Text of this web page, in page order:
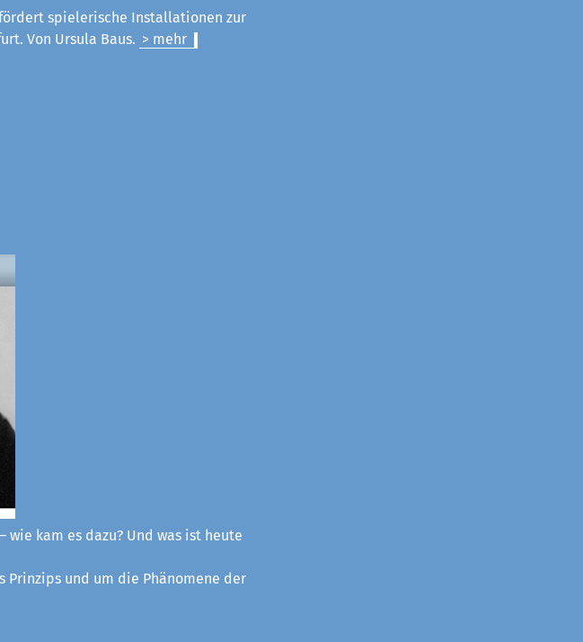
spielerische Installationen zur
Von Ursula Baus. > mehr
wie kam es dazu? Und was ist heute
Prinzips und um die Phänomene der